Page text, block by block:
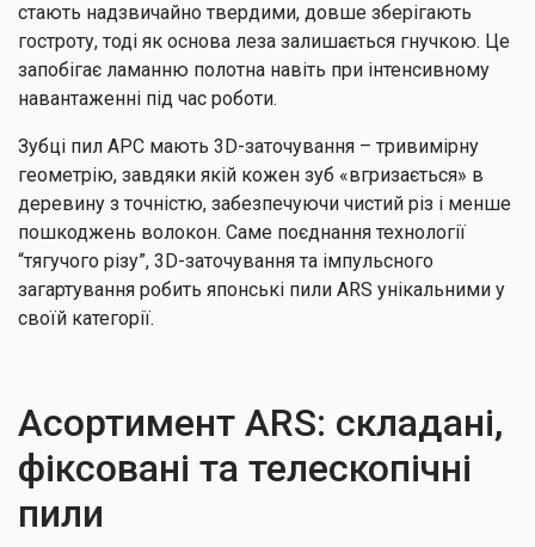
стають надзвичайно твердими, довше зберігають
гостроту, тоді як основа леза залишається гнучкою. Це
запобігає ламанню полотна навіть при інтенсивному
навантаженні під час роботи.
Зубці пил АРС мають 3D-заточування – тривимірну
геометрію, завдяки якій кожен зуб «вгризається» в
деревину з точністю, забезпечуючи чистий різ і менше
пошкоджень волокон. Саме поєднання технології
“тягучого різу”, 3D-заточування та імпульсного
загартування робить японські пили ARS унікальними у
своїй категорії.
Асортимент ARS: складані,
фіксовані та телескопічні
пили